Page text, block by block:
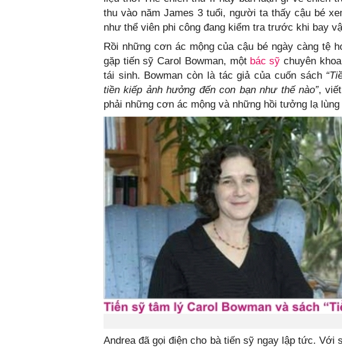
thu vào năm James 3 tuổi, người ta thấy cậu bé
như thể viên phi công đang kiểm tra trước khi bay
Rồi những cơn ác mộng của cậu bé ngày càng tệ
gặp tiến sỹ Carol Bowman, một bác sỹ chuyên
tái sinh. Bowman còn là tác giả của cuốn sách
tiền kiếp ảnh hưởng đến con bạn như thế nào”,
phải những cơn ác mộng và những hồi tưởng lạ
Andrea đã gọi điện cho bà tiến sỹ ngay lập tức. Với